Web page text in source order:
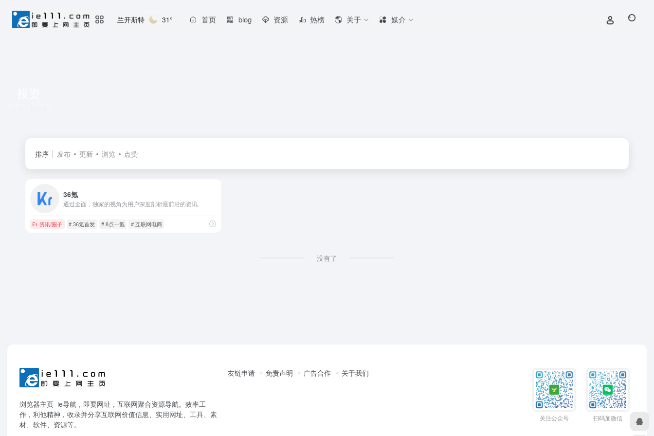
兰开斯特 31° 首页 blog 资源 热榜 关于 媒介
排序 发布 更新 浏览 点赞
36氪
通过全面，独家的视角为用户深度剖析最前沿的资讯
资讯/圈子 # 36氪首发 # 8点一氪 # 互联网电商
没有了
浏览器主页_ie导航，即要网址，互联网聚合资源导航。效率工
作，利他精神，收录并分享互联网价值信息、实用网址、工具、素
材、软件、资源等。
友链申请 免责声明 广告合作 关于我们
关注公众号 扫码加微信